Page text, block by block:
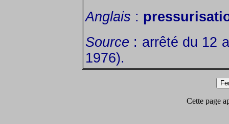
Anglais :
Source : arrêté du 12
1976).
Cette page